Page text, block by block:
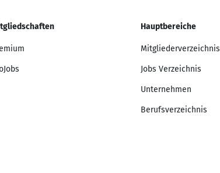
Hauptbereiche
Mitgliederverzeichnis
Jobs Verzeichnis
Unternehmen
Berufsverzeichnis